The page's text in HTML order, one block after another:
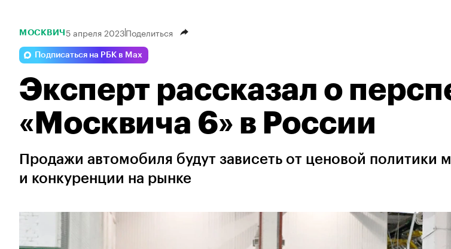
МОСКВИЧ 5 апреля 2023Поделиться
Подписаться на РБК в Max
Эксперт рассказал о
«Москвича 6» в России
Продажи автомобиля будут зависеть от ценовой политики
и конкуренции на рынке